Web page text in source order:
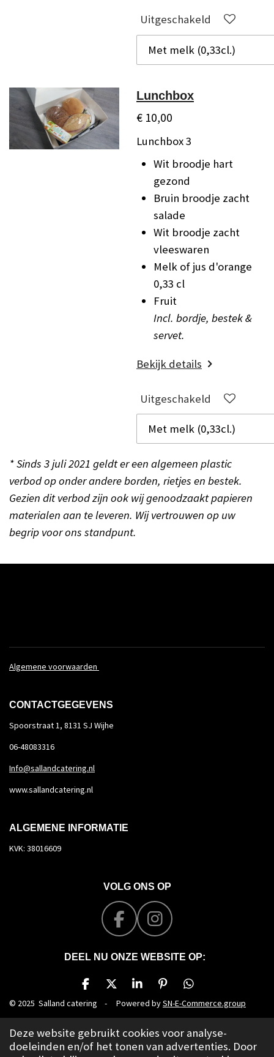
Deze website gebruikt cookies voor analyse-
doeleinden en/of het tonen van advertenties. Door
Uitgeschakeld
Lunchbox
€ 10,00
Lunchbox 3
Wit broodje hart
gezond
Bruin broodje zacht
salade
Wit broodje zacht
vleeswaren
Melk of jus d'orange
0,33 cl
Fruit
Incl. bordje, bestek &
servet.
Bekijk details
Uitgeschakeld
* Sinds 3 juli 2021 geldt er een algemeen plastic
verbod op onder andere borden, rietjes en bestek.
Gezien dit verbod zijn ook wij genoodzaakt papieren
materialen aan te leveren. Wij vertrouwen op uw
begrip voor ons standpunt.
Algemene voorwaarden
CONTACTGEGEVENS
Spoorstraat 1, 8131 SJ Wijhe
06-48083316
Info@sallandcatering.nl
www.sallandcatering.nl
ALGEMENE INFORMATIE
KVK: 38016609
VOLG ONS OP
F
a
c
o
k
I
n
s
t
a
g
a
DEEL NU ONZE WEBSITE OP:
D
e
n
D
S
h
e
P
i
e
n
D
e
n
© 2025 Salland catering - Powered bySN-E-Commerce.group